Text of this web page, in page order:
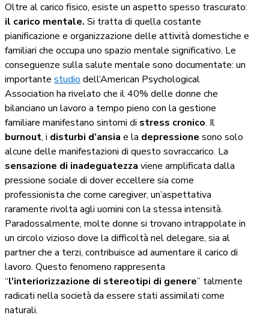
Oltre al carico fisico, esiste un aspetto spesso trascurato:
il carico mentale. Si tratta di quella costante
pianificazione e organizzazione delle attività domestiche e
familiari che occupa uno spazio mentale significativo. Le
conseguenze sulla salute mentale sono documentate: un
importante studio dell’American Psychological
Association ha rivelato che il 40% delle donne che
bilanciano un lavoro a tempo pieno con la gestione
familiare manifestano sintomi di stress cronico. Il
burnout, i disturbi d’ansia e la depressione sono solo
alcune delle manifestazioni di questo sovraccarico. La
sensazione di inadeguatezza viene amplificata dalla
pressione sociale di dover eccellere sia come
professionista che come caregiver, un’aspettativa
raramente rivolta agli uomini con la stessa intensità.
Paradossalmente, molte donne si trovano intrappolate in
un circolo vizioso dove la difficoltà nel delegare, sia al
partner che a terzi, contribuisce ad aumentare il carico di
lavoro. Questo fenomeno rappresenta
“l’interiorizzazione di stereotipi di genere” talmente
radicati nella società da essere stati assimilati come
naturali.